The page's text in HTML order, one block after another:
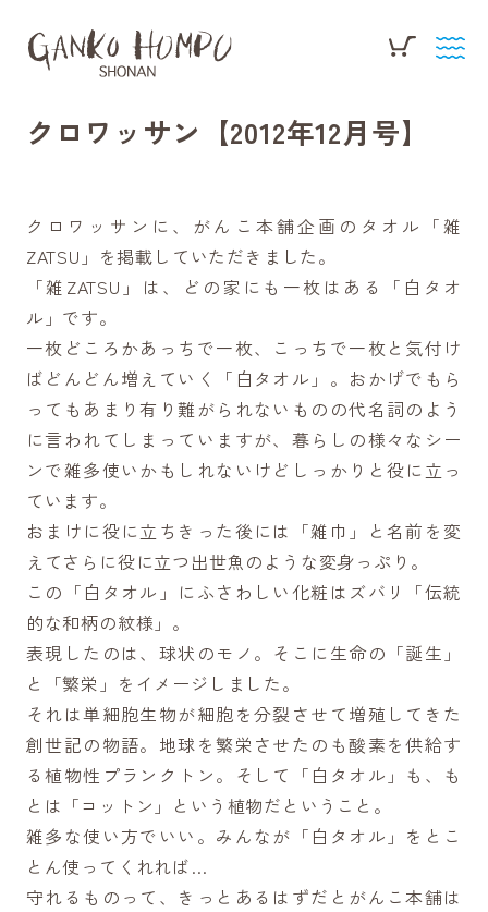
クロワッサン【2012年12月号】
クロワッサンに、がんこ本舗企画のタオル「雑
ZATSU」を掲載していただきました。
「雑ZATSU」は、どの家にも一枚はある「白タオ
ル」です。
一枚どころかあっちで一枚、こっちで一枚と気付け
ばどんどん増えていく「白タオル」。おかげでもら
ってもあまり有り難がられないものの代名詞のよう
に言われてしまっていますが、暮らしの様々なシー
ンで雑多使いかもしれないけどしっかりと役に立っ
ています。
おまけに役に立ちきった後には「雑巾」と名前を変
えてさらに役に立つ出世魚のような変身っぷり。
この「白タオル」にふさわしい化粧はズバリ「伝統
的な和柄の紋様」。
表現したのは、球状のモノ。そこに生命の「誕生」
と「繁栄」をイメージしました。
それは単細胞生物が細胞を分裂させて増殖してきた
創世記の物語。地球を繁栄させたのも酸素を供給す
る植物性プランクトン。そして「白タオル」も、も
とは「コットン」という植物だということ。
雑多な使い方でいい。みんなが「白タオル」をとこ
とん使ってくれれば…
守れるものって、きっとあるはずだとがんこ本舗は